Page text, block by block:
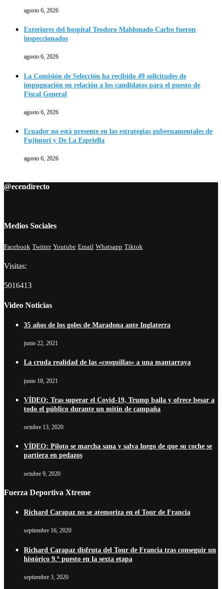
agosto 6, 2026
Exteriores del hospital Teodoro Maldonado Carbo fueron
inspeccionados
agosto 6, 2026
La Comisión de Selección ha recibido 49 solicitudes de
impugnación en relación a los candidatos para el puesto de
Fiscal General
agosto 6, 2026
Ecuador no está presente en las estrategias gubernamentales de
Fujimori y De La Espriella
agosto 6, 2026
@ecendirecto
Medios Sociales
Facebook Twitter Youtube Email Whatsapp Tiktok
Visitas:
5016413
Video Noticias
35 años de los goles de Maradona ante Inglaterra
junio 22, 2021
La cruda realidad de las «cosquillas» a una mantarraya
junio 18, 2021
VÍDEO: Tras superar el Covid-19, Trump baila y ofrece besar a
todo el público durante un mitin de campaña
octubre 13, 2020
VÍDEO: Piloto se marcha sana y salva luego de que su coche se
partiera en pedazos
octubre 9, 2020
Fuerza Deportiva Xtreme
Richard Carapaz no se atemoriza en el Tour de Francia
septiembre 16, 2020
Richard Carapaz disfruta del Tour de Francia tras conseguir un
histórico 9.º puesto en la sexta etapa
septiembre 3, 2020